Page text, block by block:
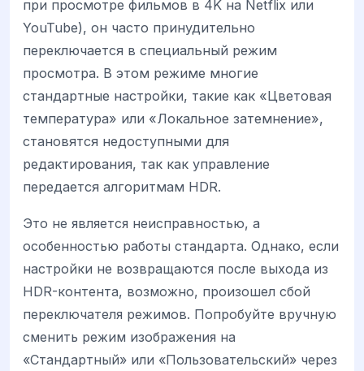
при просмотре фильмов в 4K на Netflix или
YouTube), он часто принудительно
переключается в специальный режим
просмотра. В этом режиме многие
стандартные настройки, такие как «Цветовая
температура» или «Локальное затемнение»,
становятся недоступными для
редактирования, так как управление
передается алгоритмам HDR.
Это не является неисправностью, а
особенностью работы стандарта. Однако, если
настройки не возвращаются после выхода из
HDR-контента, возможно, произошел сбой
переключателя режимов. Попробуйте вручную
сменить режим изображения на
«Стандартный» или «Пользовательский» через